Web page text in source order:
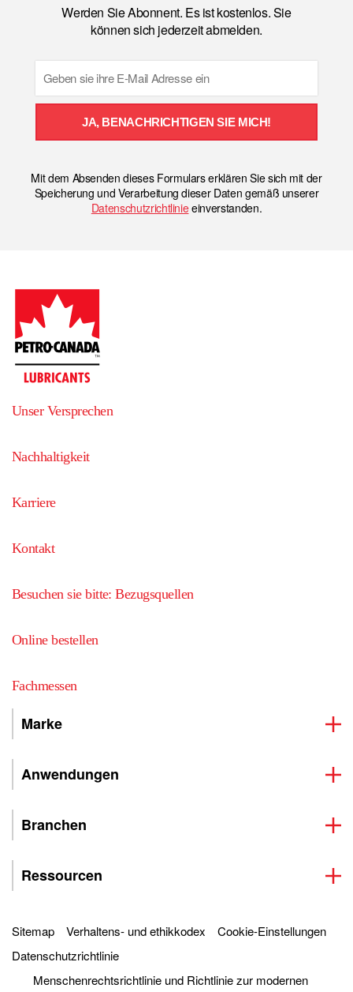
Werden Sie Abonnent. Es ist kostenlos. Sie
können sich jederzeit abmelden.
JA, BENACHRICHTIGEN SIE MICH!
Mit dem Absenden dieses Formulars erklären Sie sich mit der
Speicherung und Verarbeitung dieser Daten gemäß unserer
Datenschutzrichtlinieeinverstanden.
Unser Versprechen
Nachhaltigkeit
Karriere
Kontakt
Besuchen sie bitte: Bezugsquellen
Online bestellen
Fachmessen
Marke
Anwendungen
Branchen
Ressourcen
Sitemap Verhaltens- und ethikkodex
Cookie-Einstellungen
Datenschutzrichtlinie
Menschenrechtsrichtlinie und Richtlinie zur modernen